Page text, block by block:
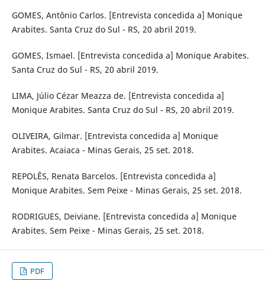
GOMES, Antônio Carlos. [Entrevista concedida a] Monique
Arabites. Santa Cruz do Sul - RS, 20 abril 2019.
GOMES, Ismael. [Entrevista concedida a] Monique Arabites.
Santa Cruz do Sul - RS, 20 abril 2019.
LIMA, Júlio Cézar Meazza de. [Entrevista concedida a]
Monique Arabites. Santa Cruz do Sul - RS, 20 abril 2019.
OLIVEIRA, Gilmar. [Entrevista concedida a] Monique
Arabites. Acaiaca - Minas Gerais, 25 set. 2018.
REPOLÊS, Renata Barcelos. [Entrevista concedida a]
Monique Arabites. Sem Peixe - Minas Gerais, 25 set. 2018.
RODRIGUES, Deiviane. [Entrevista concedida a] Monique
Arabites. Sem Peixe - Minas Gerais, 25 set. 2018.
PDF